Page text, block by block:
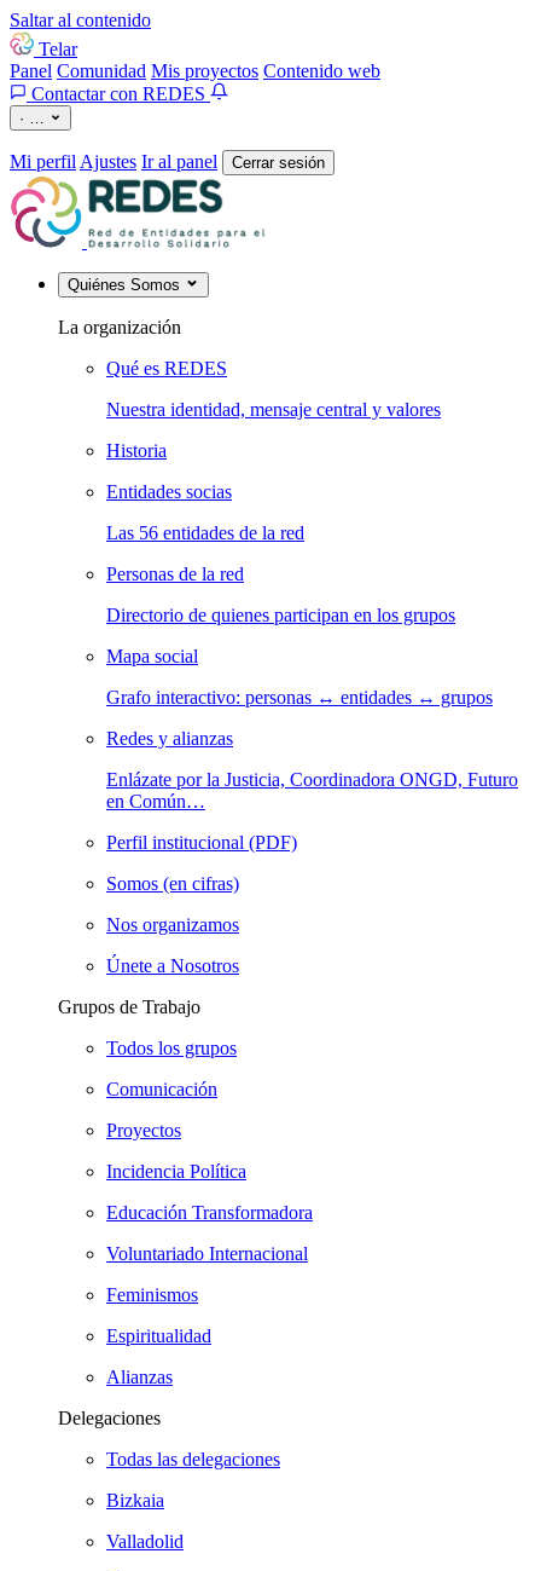
Saltar al contenido
Telar
Panel Comunidad Mis proyectos Contenido web
Contactar con REDES
· …
Mi perfil Ajustes Ir al panel Cerrar sesión
Quiénes Somos
La organización
Qué es REDES
Nuestra identidad, mensaje central y valores
Historia
Entidades socias
Las 56 entidades de la red
Personas de la red
Directorio de quienes participan en los grupos
Mapa social
Grafo interactivo: personas ↔ entidades ↔ grupos
Redes y alianzas
Enlázate por la Justicia, Coordinadora ONGD, Futuro
en Común…
Perfil institucional (PDF)
Somos (en cifras)
Nos organizamos
Únete a Nosotros
Grupos de Trabajo
Todos los grupos
Comunicación
Proyectos
Incidencia Política
Educación Transformadora
Voluntariado Internacional
Feminismos
Espiritualidad
Alianzas
Delegaciones
Todas las delegaciones
Bizkaia
Valladolid